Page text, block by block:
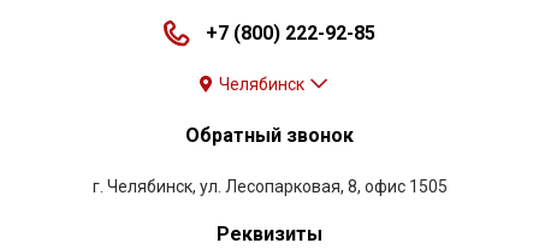
+7 (800) 222-92-85
Челябинск
Обратный звонок
г. Челябинск, ул. Лесопарковая, 8, офис 1505
Реквизиты